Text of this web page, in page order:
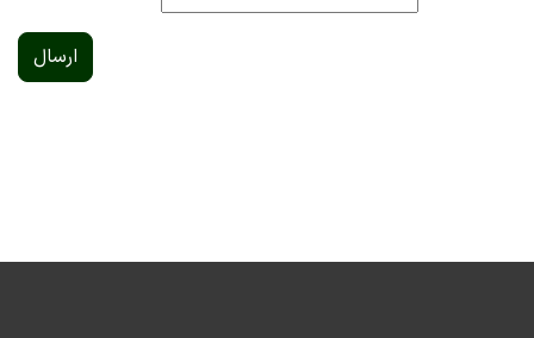
ارسال